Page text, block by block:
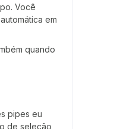
Você
em
quando
pipes eu
de seleção